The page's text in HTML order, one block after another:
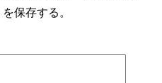
保存する。